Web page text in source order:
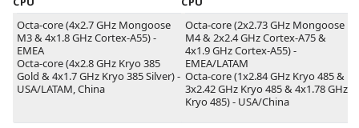
Octa-core (4x2.7 GHz Mongoose
M3 & 4x1.8 GHz Cortex-A55) -
EMEA
Octa-core (4x2.8 GHz Kryo 385
Gold & 4x1.7 GHz Kryo 385 Silver) -
USA/LATAM, China
Octa-core (2x2.73 GHz Mongoose
M4 & 2x2.4 GHz Cortex-A75 &
4x1.9 GHz Cortex-A55) -
EMEA/LATAM
Octa-core (1x2.84 GHz Kryo 485 &
3x2.42 GHz Kryo 485 & 4x1.78 GHz
Kryo 485) - USA/China